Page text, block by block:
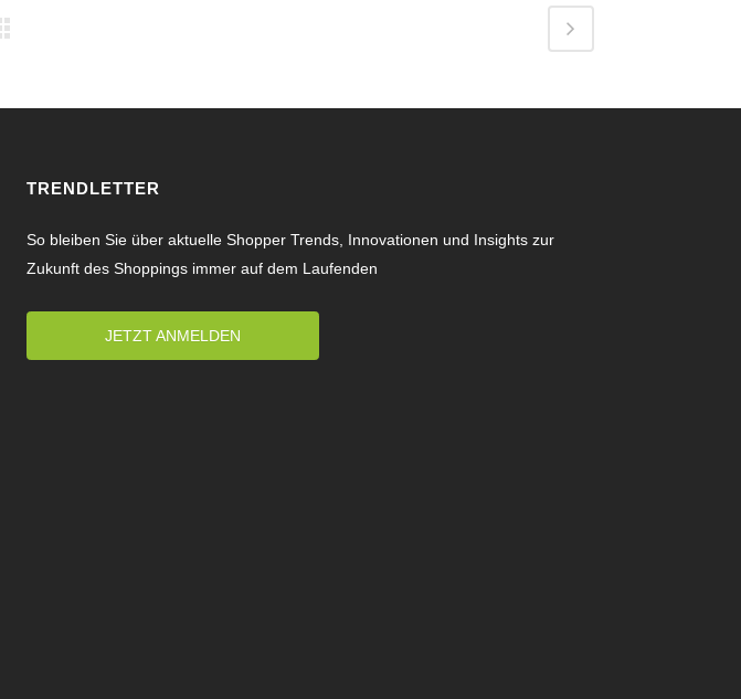
TRENDLETTER
So bleiben Sie über aktuelle Shopper Trends, Innovationen und Insights zur
Zukunft des Shoppings immer auf dem Laufenden
JETZT ANMELDEN